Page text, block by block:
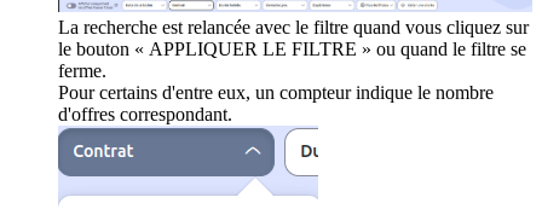
La recherche est relancée avec le filtre quand vous cliquez sur
le bouton « APPLIQUER LE FILTRE » ou quand le filtre se
ferme.
Pour certains d'entre eux, un compteur indique le nombre
d'offres correspondant.